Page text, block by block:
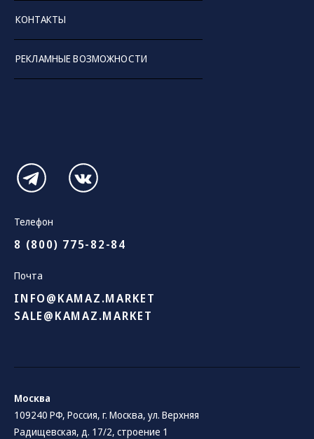
КОНТАКТЫ
РЕКЛАМНЫЕ ВОЗМОЖНОСТИ
Телефон
8 (800) 775-82-84
Почта
INFO@KAMAZ.MARKET
SALE@KAMAZ.MARKET
Москва
109240 РФ, Россия, г. Москва, ул. Верхняя
Радищевская, д. 17/2, строение 1